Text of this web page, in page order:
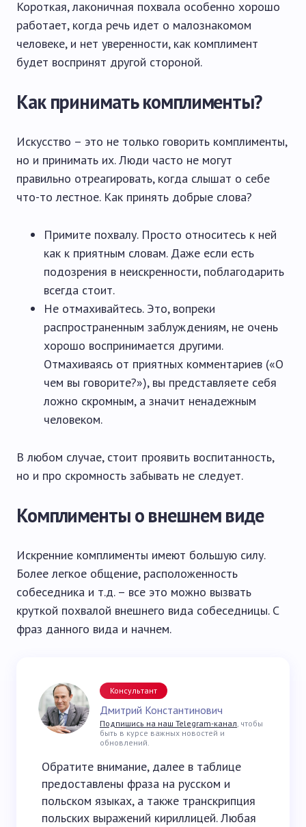
Короткая, лаконичная похвала особенно хорошо
работает, когда речь идет о малознакомом
человеке, и нет уверенности, как комплимент
будет воспринят другой стороной.
Как принимать комплименты?
Искусство – это не только говорить комплименты,
но и принимать их. Люди часто не могут
правильно отреагировать, когда слышат о себе
что-то лестное. Как принять добрые слова?
Примите похвалу. Просто относитесь к ней
как к приятным словам. Даже если есть
подозрения в неискренности, поблагодарить
всегда стоит.
Не отмахивайтесь. Это, вопреки
распространенным заблуждениям, не очень
хорошо воспринимается другими.
Отмахиваясь от приятных комментариев («О
чем вы говорите?»), вы представляете себя
ложно скромным, а значит ненадежным
человеком.
В любом случае, стоит проявить воспитанность,
но и про скромность забывать не следует.
Комплименты о внешнем виде
Искренние комплименты имеют большую силу.
Более легкое общение, расположенность
собеседника и т.д. – все это можно вызвать
круткой похвалой внешнего вида собеседницы. С
фраз данного вида и начнем.
Консультант
Дмитрий Константинович
Подпишись на наш Telegram-канал, чтобы
быть в курсе важных новостей и
обновлений.
Обратите внимание, далее в таблице
предоставлены фраза на русском и
польском языках, а также транскрипция
польских выражений кириллицей. Любая